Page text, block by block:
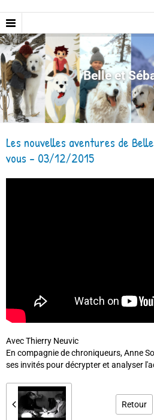
Belle et
Les nouvelles aventures de
vous - 03/12/2015
Avec Thierry Neuvic
En compagnie de chroniqueurs, Anne
ses invités pour décrypter et analyser
Retour